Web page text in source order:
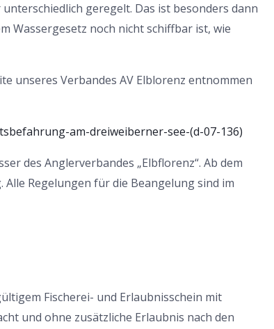
geregelt. Das ist besonders dann
Wassergesetz noch nicht schiffbar ist, wie
unseres Verbandes AV Elblorenz entnommen
am-dreiweiberner-see-(d-07-136)
des Anglerverbandes „Elbflorenz“. Ab dem
Regelungen für die Beangelung sind im
Fischerei- und Erlaubnisschein mit
und ohne zusätzliche Erlaubnis nach den